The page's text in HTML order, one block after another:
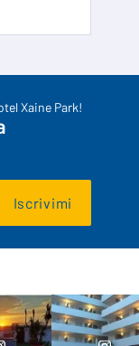
Xaine Park!
Iscrivimi